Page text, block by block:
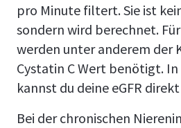
pro Minute filtert. Sie ist
sondern wird berechnet.
werden unter anderem der
Cystatin C Wert benötigt. In
kannst du deine eGFR
Bei der chronischen